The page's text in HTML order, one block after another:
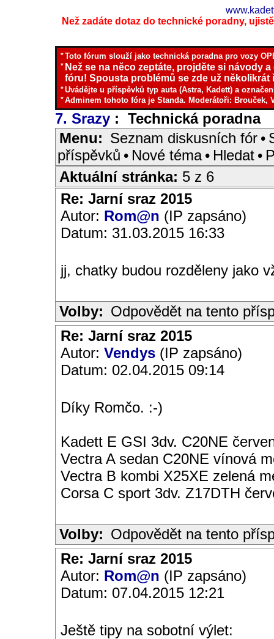
Než zadáte dotaz do technické poradny,
*Toto fórum slouží jako technická poradna pro vozy
* Než se na něco zeptáte, projděte si návody
fóru! Spousta problémů se zde už několikrát
*Uvádějte u příspěvků typ auta (Astra, Kadett) a
*Adminem tohoto fóra je Standa. Moderátoři: Brouček,
7. Srazy : Technická poradna
Menu: Seznam diskusních fór •
příspěvků • Nové téma • Hledat •
Aktuální stránka: 5 z 6
Re: Jarní sraz 2015
Autor: Rom@n (IP zapsáno)
Datum: 31.03.2015 16:33
jj, chatky budou rozděleny jako
Volby: Odpovědět na tento
Re: Jarní sraz 2015
Autor: Vendys (IP zapsáno)
Datum: 02.04.2015 09:14
Díky Romčo. :-)
Kadett E GSI 3dv. C20NE
Vectra A sedan C20NE vínová
Vectra B kombi X25XE zelená
Corsa C sport 3dv. Z17DTH
Volby: Odpovědět na tento
Re: Jarní sraz 2015
Autor: Rom@n (IP zapsáno)
Datum: 07.04.2015 12:21
Ještě tipy na sobotní výlet: